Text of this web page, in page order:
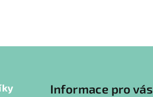
Informace pro vás